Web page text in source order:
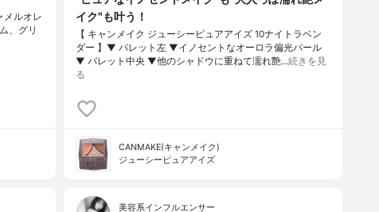
ルオレ
、グリ
イク"も叶う！
【 キャンメイク ジューシーピュアアイズ 10ナイトラベン
ダー 】▼ パレット左 ▼イノセントなオーロラ偏光パール
▼ パレット中央 ▼他のシャドウに重ねて濡れ艶…続きを見
る
CANMAKE(キャンメイク)
ジューシーピュアアイズ
美容系インフルエンサー